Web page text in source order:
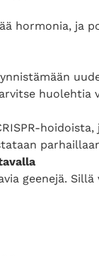
hormonia, ja
huolehtia
geenejä.